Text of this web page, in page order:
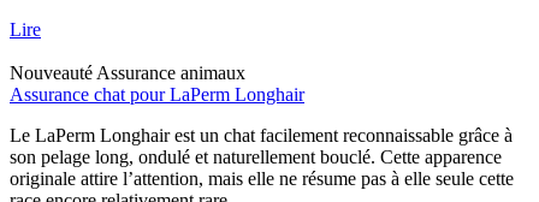
Lire
Nouveauté Assurance animaux
Assurance chat pour LaPerm Longhair
Le LaPerm Longhair est un chat facilement reconnaissable grâce à
son pelage long, ondulé et naturellement bouclé. Cette apparence
originale attire l’attention, mais elle ne résume pas à elle seule cette